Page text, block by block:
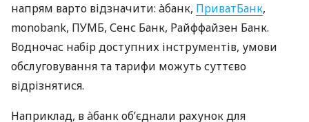
напрям варто відзначити: àбанк, ПриватБанк,
monobank, ПУМБ, Сенс Банк, Райффайзен Банк.
Водночас набір доступних інструментів, умови
обслуговування та тарифи можуть суттєво
відрізнятися.
Наприклад, в àбанк об’єднали рахунок для